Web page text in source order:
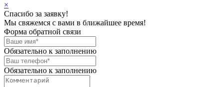
×
Спасибо за заявку!
Мы свяжемся с вами в ближайшее время!
Форма обратной связи
Обязательно к заполнению
Обязательно к заполнению